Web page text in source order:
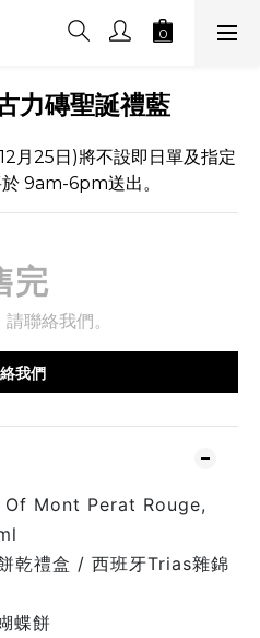
力磚聖誕禮藍
月25日)將不設即日單及指定
9am-6pm送出。
完
聯絡我們。
我們
Of Mont Perat Rouge,
乾禮盒 / 西班牙Trias雜錦
蝶餅